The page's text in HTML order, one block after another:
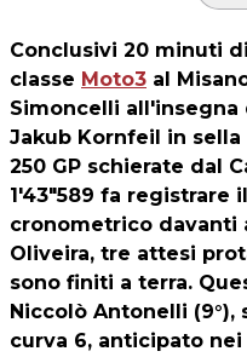
Conclusivi 20 minuti
classe Moto3 al
Simoncelli all'insegna
Jakub Kornfeil in sella
250 GP schierate dal
1'43"589 fa
cronometrico davanti
Oliveira, tre attesi
sono finiti a terra.
Niccolò Antonelli
curva 6, anticipato